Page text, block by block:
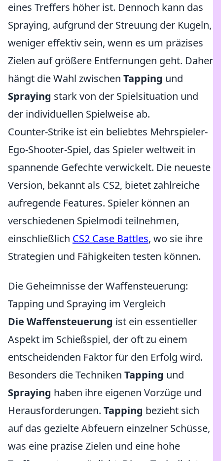
eines Treffers höher ist. Dennoch kann das
Spraying, aufgrund der Streuung der Kugeln,
weniger effektiv sein, wenn es um präzises
Zielen auf größere Entfernungen geht. Daher
hängt die Wahl zwischen Tapping und
Spraying stark von der Spielsituation und
der individuellen Spielweise ab.
Counter-Strike ist ein beliebtes Mehrspieler-
Ego-Shooter-Spiel, das Spieler weltweit in
spannende Gefechte verwickelt. Die neueste
Version, bekannt als CS2, bietet zahlreiche
aufregende Features. Spieler können an
verschiedenen Spielmodi teilnehmen,
einschließlich CS2 Case Battles, wo sie ihre
Strategien und Fähigkeiten testen können.
Die Geheimnisse der Waffensteuerung:
Tapping und Spraying im Vergleich
Die Waffensteuerung ist ein essentieller
Aspekt im Schießspiel, der oft zu einem
entscheidenden Faktor für den Erfolg wird.
Besonders die Techniken Tapping und
Spraying haben ihre eigenen Vorzüge und
Herausforderungen. Tapping bezieht sich
auf das gezielte Abfeuern einzelner Schüsse,
was eine präzise Zielen und eine hohe